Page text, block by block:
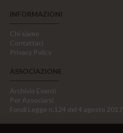
INFORMAZIONI
Chi siamo
Contattaci
Privacy Policy
ASSOCIAZIONE
Archivio Eventi
Per Associarsi
Fondi Legge n.124 del 4 agosto 2017